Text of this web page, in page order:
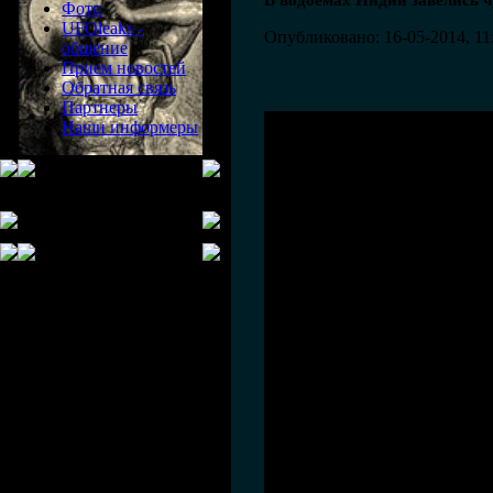
Фото
UFOleaks -
общение
Прием новостей
Обратная связь
Партнеры
Наши информеры
Опубликовано: 16-05-2014,